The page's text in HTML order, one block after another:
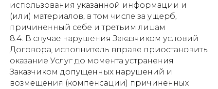
использования указанной информации и
(или) материалов, в том числе за ущерб,
причиненный себе и третьим лицам
8.4. В случае нарушения Заказчиком условий
Договора, исполнитель вправе приостановить
оказание Услуг до момента устранения
Заказчиком допущенных нарушений и
возмещения (компенсации) причиненных